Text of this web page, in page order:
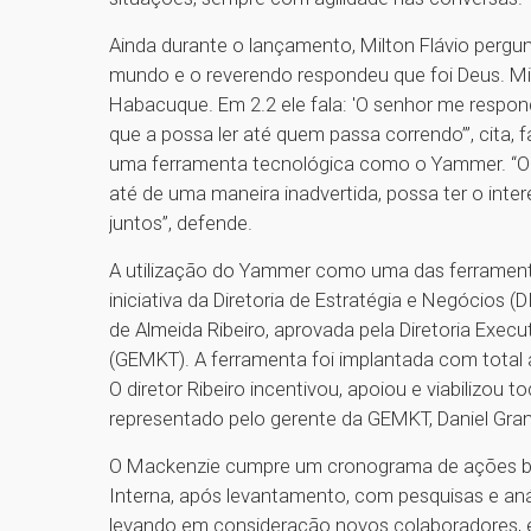
Ainda durante o lançamento, Milton Flávio
mundo e o reverendo respondeu que foi Deus.
Habacuque. Em 2.2 ele fala: 'O senhor me
que a possa ler até quem passa correndo’”,
uma ferramenta tecnológica como o Yammer.
até de uma maneira inadvertida, possa ter o
juntos”, defende.
A utilização do Yammer como uma das
iniciativa da Diretoria de Estratégia e Negócios
de Almeida Ribeiro, aprovada pela Diretoria
(GEMKT). A ferramenta foi implantada com
O diretor Ribeiro incentivou, apoiou e viabilizou
representado pelo gerente da GEMKT, Daniel
O Mackenzie cumpre um cronograma de
Interna, após levantamento, com pesquisas e
levando em consideração novos